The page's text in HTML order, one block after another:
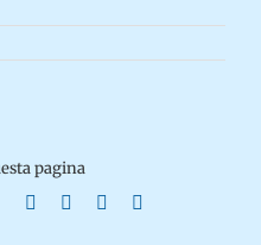
pagina
WhatsApp
TumblrPinterest